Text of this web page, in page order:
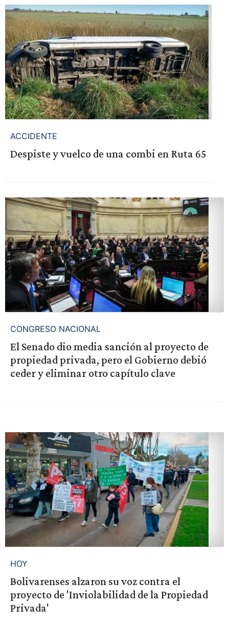
ACCIDENTE
Despiste y vuelco de una combi en Ruta 65
CONGRESO NACIONAL
El Senado dio media sanción al proyecto de
propiedad privada, pero el Gobierno debió
ceder y eliminar otro capítulo clave
HOY
Bolivarenses alzaron su voz contra el
proyecto de 'Inviolabilidad de la Propiedad
Privada'